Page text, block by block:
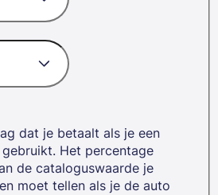
dat je betaalt als je een
gebruikt. Het percentage
de cataloguswaarde je
moet tellen als je de auto